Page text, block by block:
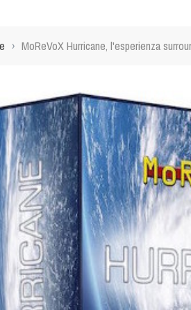
› MoReVoX Hurricane, l'esperienza